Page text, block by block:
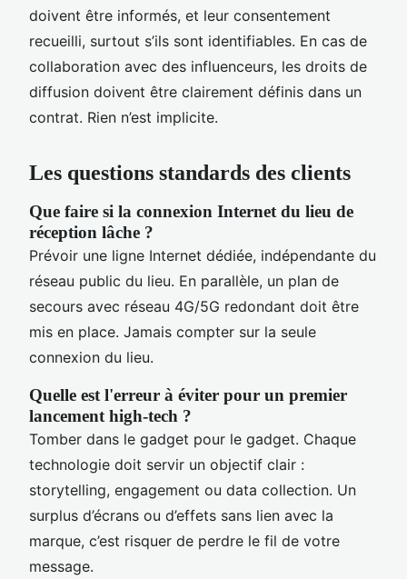
doivent être informés, et leur consentement
recueilli, surtout s’ils sont identifiables. En cas de
collaboration avec des influenceurs, les droits de
diffusion doivent être clairement définis dans un
contrat. Rien n’est implicite.
Les questions standards des clients
Que faire si la connexion Internet du lieu de
réception lâche ?
Prévoir une ligne Internet dédiée, indépendante du
réseau public du lieu. En parallèle, un plan de
secours avec réseau 4G/5G redondant doit être
mis en place. Jamais compter sur la seule
connexion du lieu.
Quelle est l'erreur à éviter pour un premier
lancement high-tech ?
Tomber dans le gadget pour le gadget. Chaque
technologie doit servir un objectif clair :
storytelling, engagement ou data collection. Un
surplus d’écrans ou d’effets sans lien avec la
marque, c’est risquer de perdre le fil de votre
message.